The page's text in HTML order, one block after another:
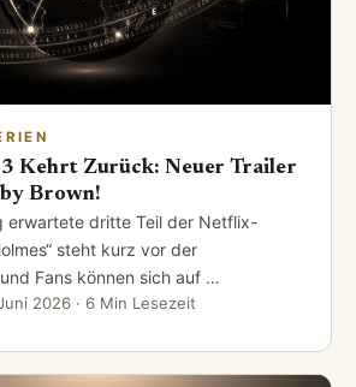
3 Kehrt Zurück: Neuer Trailer
Brown!
erwartete dritte Teil der Netflix-
steht kurz vor der
Fans können sich auf …
2026 · 6 Min Lesezeit